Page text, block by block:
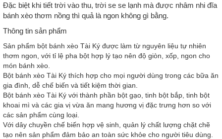
Đặc biệt khi tiết trời vào thu, trời se se lạnh mà được nhâm nhi đĩa
bánh xèo thơm nồng thì quả là ngon không gì bằng.
Thông tin sản phẩm
Sản phẩm bột bánh xèo Tài Ký được làm từ nguyên liệu tự nhiên
thơm ngon, với tỉ lệ pha bột hợp lý tạo nên độ giòn, xốp, ngon cho
món bánh xèo.
Bột bánh xèo Tài Ký thích hợp cho mọi người dùng trong các bữa ăn
gia đình, dễ chế biến và tiết kiệm thời gian.
Bột bánh xèo Tài Ký với thành phần bột gạo, tinh bột bắp, tinh bột
khoai mì và các gia vị vừa ăn mang hương vị đặc trưng hơn so với
các sản phẩm cùng loại.
Với dây chuyền chế biến hợp vệ sinh, quản lý chất lượng chặt chẽ
tạo nên sản phẩm đảm bảo an toàn sức khỏe cho người tiêu dùng.